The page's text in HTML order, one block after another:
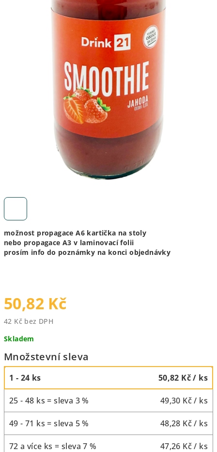
možnost propagace A6 kartička na stoly
nebo propagace A3 v laminovací folii
prosím info do poznámky na konci objednávky
50,82 Kč
42 Kč bez DPH
cena:
Skladem
Množstevní sleva
1 - 24 ks 50,82 Kč/ ks
25 - 48 ks = sleva 3 % 49,30 Kč/ ks
49 - 71 ks = sleva 5 % 48,28 Kč/ ks
72 a více ks = sleva 7 % 47,26 Kč/ ks